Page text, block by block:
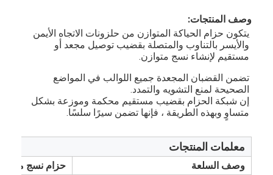
وصف المنتجات:
مستقيم لإنشاء نسج متوازن.
الصحيحة لمنع التشويه والتمدد.
متساوٍ وبهذه الطريقة ، فإنها تضمن سيرًا سلسًا.
معلمات المنتجات
وصف السلعة
حزام نسج